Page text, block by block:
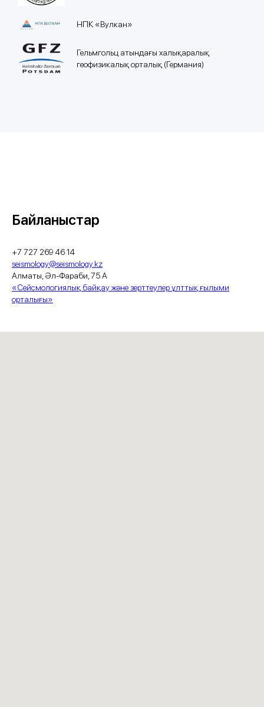
НПК «Вулкан»
Гельмгольц атындағы халықаралық
геофизикалық орталық (Германия)
Байланыстар
+7 727 269 46 14
seismology@seismology.kz
Алматы, Әл-Фараби, 75 А
«Сейсмологиялық байқау және зерттеулер ұлттық ғылыми
орталығы»